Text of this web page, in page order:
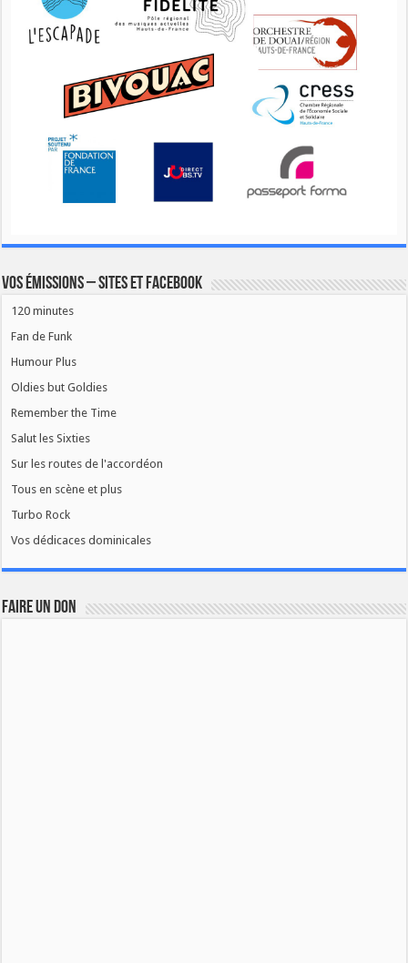
Vos émissions – Sites et Facebook
120 minutes
Fan de Funk
Humour Plus
Oldies but Goldies
Remember the Time
Salut les Sixties
Sur les routes de l'accordéon
Tous en scène et plus
Turbo Rock
Vos dédicaces dominicales
FAIRE UN DON